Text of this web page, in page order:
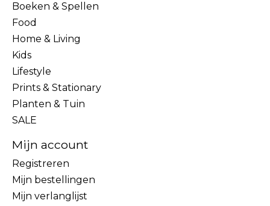
Boeken & Spellen
Food
Home & Living
Kids
Lifestyle
Prints & Stationary
Planten & Tuin
SALE
Mijn account
Registreren
Mijn bestellingen
Mijn verlanglijst